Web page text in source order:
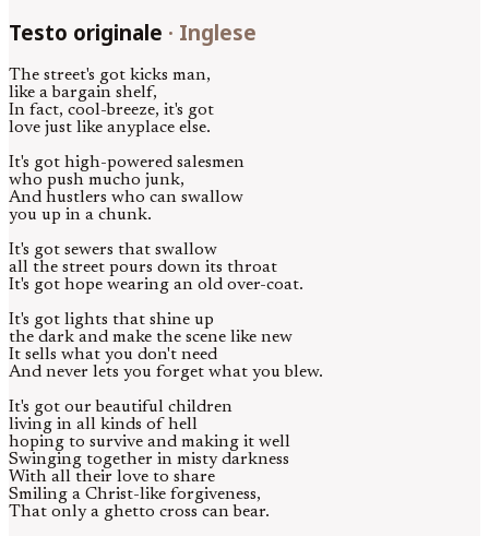
Testo originale · Inglese
The street's got kicks man,
like a bargain shelf,
In fact, cool-breeze, it's got
love just like anyplace else.
It's got high-powered salesmen
who push mucho junk,
And hustlers who can swallow
you up in a chunk.
It's got sewers that swallow
all the street pours down its throat
It's got hope wearing an old over-coat.
It's got lights that shine up
the dark and make the scene like new
It sells what you don't need
And never lets you forget what you blew.
It's got our beautiful children
living in all kinds of hell
hoping to survive and making it well
Swinging together in misty darkness
With all their love to share
Smiling a Christ-like forgiveness,
That only a ghetto cross can bear.